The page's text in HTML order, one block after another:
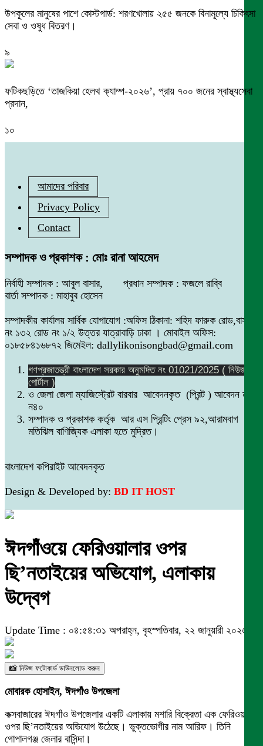
উপকূলের মানুষের পাশে কোস্টগার্ড: শরণখোলায় ২৫৫ জনকে বিনামূল্যে চিকিৎসা
সেবা ও ওষুধ বিতরণ।
৯
ফটিকছড়িতে ‘তাজকিয়া হেলথ ক্যাম্প-২০২৬’, প্রায় ৭০০ জনের স্বাস্থ্যসেবা
প্রদান,
১০
আমাদের পরিবার
Privacy Policy
Contact
সম্পাদক ও প্রকাশক : মোঃ রানা আহমেদ
নির্বাহী সম্পাদক : আবুল বাসার, প্রধান সম্পাদক : ফজলে রাব্বি
বার্তা সম্পাদক : মাহাবুব হোসেন
সম্পাদকীয় কার্যালয় সার্বিক যোগাযোগ :অফিস ঠিকানা: শহিদ ফারুক রোড,বাসা
নং ১৩২ রোড নং ১/২ উত্তর যাত্রাবাড়ি ঢাকা । মোবাইল অফিস:
০১৮৫৮৪১৬৮৭২ জিমেইল: dallylikonisongbad@gmail.com
গণপ্রজাতন্ত্রী বাংলাদেশ সরকার অনুমদিত নং 01021/2025 ( নিউজ
পোর্টাল )
ও জেলা জেলা ম্যাজিস্ট্রেট বারবার আবেদনকৃত (প্রিন্ট ) আবেদন নং
ন৪০
সম্পাদক ও প্রকাশক কর্তৃক আর এস প্রিন্টিং প্রেস ৯২,আরামবাগ
মতিঝিল বাণিজ্যিক এলাকা হতে মুদ্রিত।
বাংলাদেশ কপিরাইট আবেদনকৃত
Design & Developed by: BD IT HOST
ঈদগাঁওয়ে ফেরিওয়ালার ওপর
ছি’নতাইয়ের অভিযোগ, এলাকায়
উদ্বেগ
Update Time : ০৪:৫৪:৩১ অপরাহ্ন, বৃহস্পতিবার, ২২ জানুয়ারী ২০২৬
📸 নিউজ ফটোকার্ড ডাউনলোড করুন
মোবারক হোসাইন, ঈদগাঁও উপজেলা
কক্সবাজারের ঈদগাঁও উপজেলার একটি এলাকায় মশারি বিক্রেতা এক ফেরিওয়ালার
ওপর ছি’নতাইয়ের অভিযোগ উঠেছে। ভুক্তভোগীর নাম আরিফ। তিনি
গোপালগঞ্জ জেলার বাসিন্দা।